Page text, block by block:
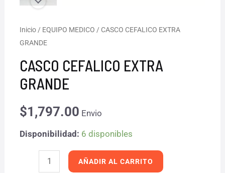
Inicio / EQUIPO MEDICO / CASCO CEFALICO EXTRA
GRANDE
CASCO CEFALICO EXTRA
GRANDE
$1,797.00 Envio
Disponibilidad: 6 disponibles
CASCO
CEFALICO
EXTRA
GRANDE
cantidad
AÑADIR AL CARRITO